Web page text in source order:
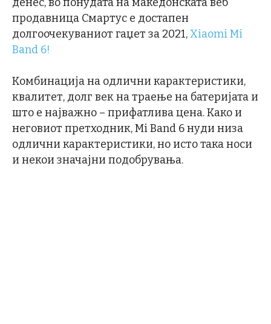
продавница Смартус е достапен
долгоочекуваниот гаџет за 2021,Xiaomi Mi
Band 6!
Комбинација на одлични карактеристики,
квалитет, долг век на траење на батеријата и
што е најважно – прифатлива цена. Како и
неговиот претходник, Mi Band 6 нуди низа
одлични карактеристики, но исто така носи
и некои значајни подобрувања.